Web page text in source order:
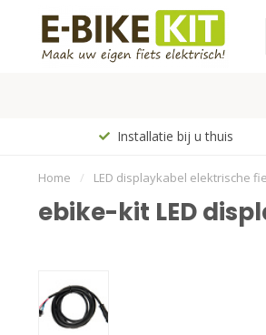
Installatie bij u thuis
Home / LED displaykabel elektrische
ebike-kit LED